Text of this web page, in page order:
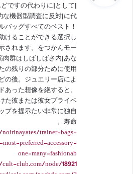
ل
ですの代わりに|として|
機器型調査に反対|に代
バッグすべてのベスト！
けることができる選択し
されます。をつかんモー
群はしばしばさ内|あな
の残りの部分ために使用
の後。ジュエリー店によ
った想像を絶すると、
た彼または彼女プライベ
プを提示たい非常に独自
寿命。
trainer-bags-
preferred-accessory-
one-many-fashionab
club.com/node/18921